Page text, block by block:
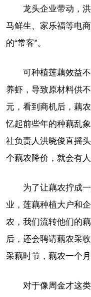
龙头企业带动，
马鲜生、家乐福等电
的“常客”。
可种植莲藕效益
养虾，导致原材料供
元，看到商机后，藕
忆起前些年的种藕乱
社负责人洪晓俊直摇
个藕农降价，就会有
为了让藕农拧成
业，莲藕种植大户和
农，我们流转他们的
后，还会聘请藕农采
采藕时节，藕农一个
对于像周金才这